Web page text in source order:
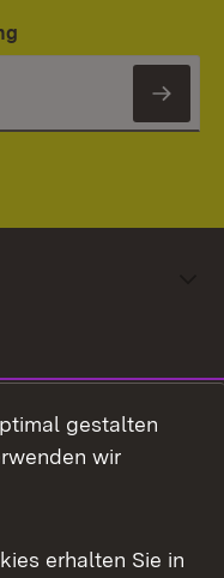
gestalten
wir
erhalten Sie in